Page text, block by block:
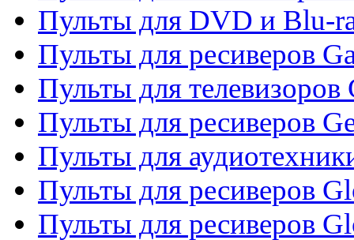
Пульты для DVD и Blu-
Пульты для ресиверов
Пульты для телевизоров
Пульты для ресиверов
Пульты для
Пульты для ресиверов
Пульты для ресиверов